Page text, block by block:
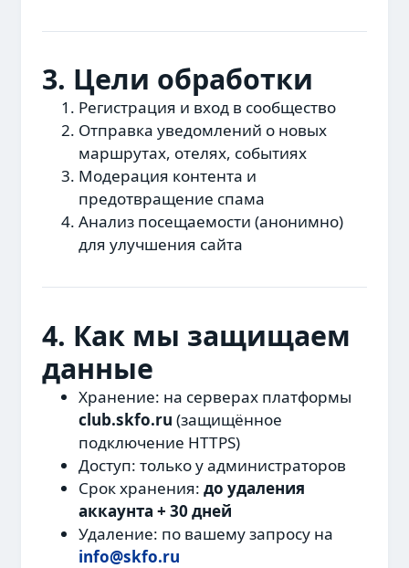
3. Цели обработки
Регистрация и вход в сообщество
Отправка уведомлений о новых
маршрутах, отелях, событиях
Модерация контента и
предотвращение спама
Анализ посещаемости (анонимно)
для улучшения сайта
4. Как мы защищаем
данные
Хранение: на серверах платформы
club.skfo.ru (защищённое
подключение HTTPS)
Доступ: только у администраторов
Срок хранения: до удаления
аккаунта + 30 дней
Удаление: по вашему запросу на
info@skfo.ru